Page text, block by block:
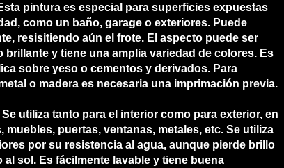
pintura es especial para superficies expuestas
como un baño, garage o exteriores. Puede
resisitiendo aún el frote. El aspecto puede ser
brillante y tiene una amplia variedad de colores. Es
sobre yeso o cementos y derivados. Para
o madera es necesaria una imprimación previa.
Se utiliza tanto para el interior como para exterior, en
muebles, puertas, ventanas, metales, etc. Se utiliza
por su resistencia al agua, aunque pierde brillo
al sol. Es fácilmente lavable y tiene buena